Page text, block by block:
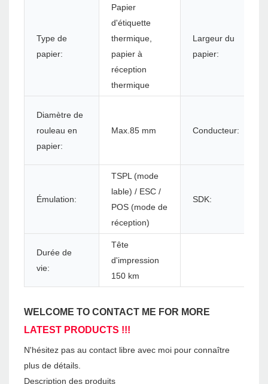
Type de
papier:
Papier
d'étiquette
thermique,
papier à
réception
thermique
Largeur du
papier:
Diamètre de
rouleau en
papier:
Max.85 mm Conducteur:
Émulation:
TSPL (mode
lable) / ESC /
POS (mode de
réception)
SDK:
Durée de
vie:
Tête
d'impression
150 km
WELCOME TO CONTACT ME FOR MORE
LATEST PRODUCTS !!!
N'hésitez pas au contact libre avec moi pour connaître
plus de détails.
Description des produits